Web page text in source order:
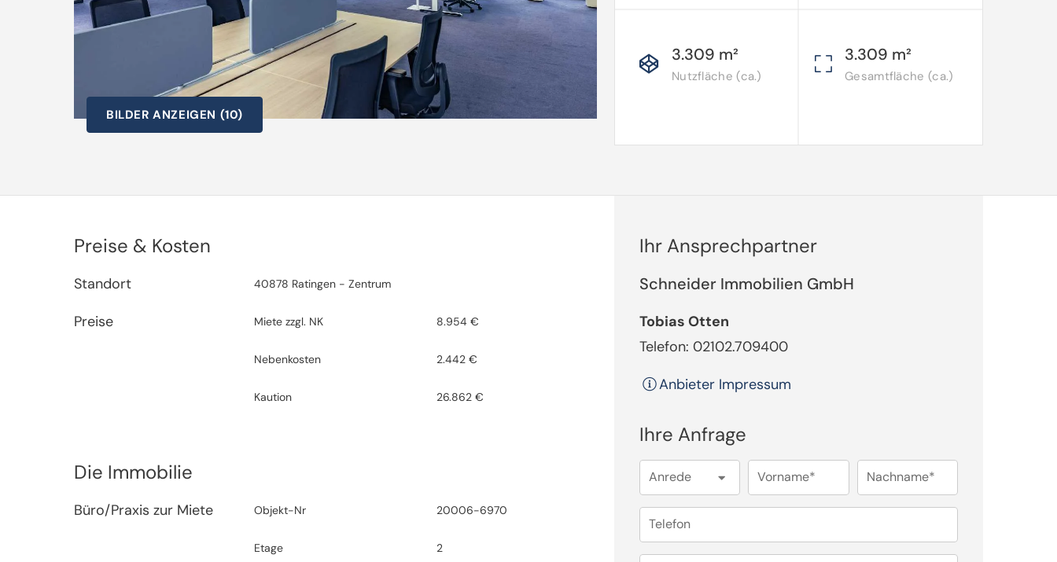
BILDER ANZEIGEN (10)
3.309 m²
Nutzfläche (ca.)
3.309 m²
Gesamtfläche (ca.)
Preise & Kosten
Standort 40878 Ratingen - Zentrum
Preise Miete zzgl. NK 8.954 €
Nebenkosten 2.442 €
Kaution 26.862 €
Die Immobilie
Büro/Praxis zur Miete Objekt-Nr 20006-6970
Etage 2
Ihr Ansprechpartner
Schneider Immobilien GmbH
Tobias Otten
Telefon: 02102.709400
Anbieter Impressum
Ihre Anfrage
Anrede Vorname* Nachname*
Telefon